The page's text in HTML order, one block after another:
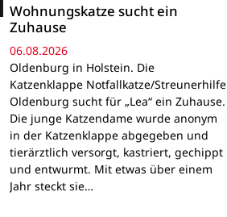
Wohnungskatze sucht ein
Zuhause
06.08.2026
Oldenburg in Holstein. Die
Katzenklappe Notfallkatze/Streunerhilfe
Oldenburg sucht für „Lea“ ein Zuhause.
Die junge Katzendame wurde anonym
in der Katzenklappe abgegeben und
tierärztlich versorgt, kastriert, gechippt
und entwurmt. Mit etwas über einem
Jahr steckt sie…